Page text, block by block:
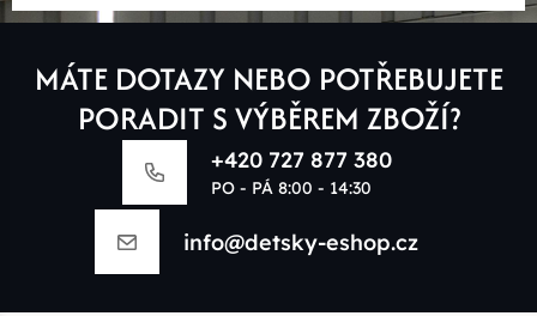
MÁTE DOTAZY NEBO POTŘEBUJETE
PORADIT S VÝBĚREM ZBOŽÍ?
+420 727 877 380
PO - PÁ 8:00 - 14:30
info@detsky-eshop.cz